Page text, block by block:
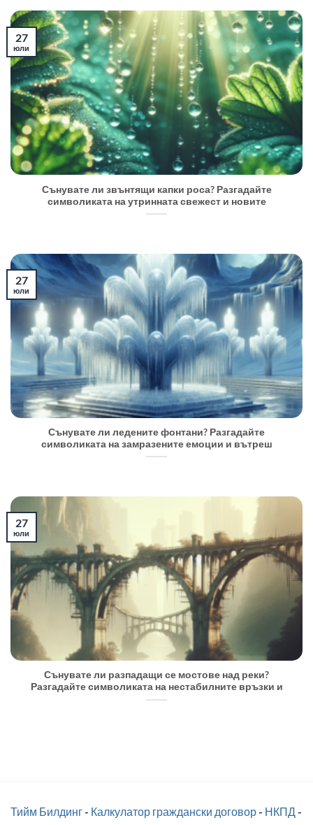
Сънувате ли звънтящи капки роса? Разгадайте
символиката на утринната свежест и новите
27
юли
Сънувате ли ледените фонтани? Разгадайте
символиката на замразените емоции и вътреш
27
юли
Сънувате ли разпадащи се мостове над реки?
Разгадайте символиката на нестабилните връзки и
27
юли
Тийм Билдинг- Калкулатор граждански договор- НКПД-